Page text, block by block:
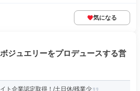
気になる
ジュエリーをプロデュースする営
ト企業認定取得！/土日休/残業少